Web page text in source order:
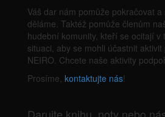
Váš dar nám pomůže pokračovat
děláme. Taktéž pomůže členům
hudební komunity, kteří se ocitají v
situaci, aby se mohli účastnit
NEIRO. Chcete naše aktivity
Prosíme, kontaktujte nás!